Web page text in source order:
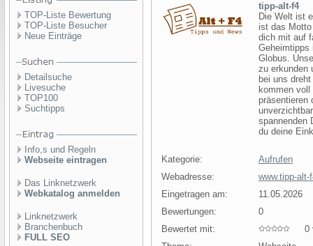
TOP-Liste Bewertung
TOP-Liste Besucher
Neue Einträge
Detailsuche
Livesuche
TOP100
Suchtipps
Info,s und Regeln
Webseite eintragen
Das Linknetzwerk
Webkatalog anmelden
Linknetzwerk
Branchenbuch
FULL SEO
tipp-alt-f4
Die Welt ist
ist das
dich mit auf
Geheimtipps
Globus.
zu erkunden
bei uns
kommen
präsentieren
spannenden
du deine
Kategorie:
Aufrufen
Webadresse:
www.tipp-alt-
Eingetragen am:
11.05.2026
Bewertungen:
0
Bewertet mit:
0